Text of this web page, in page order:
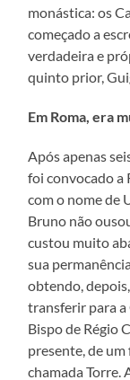
monástica: os
começado a
verdadeira e
quinto prior,
Em Roma, era
Após apenas
foi convocado a
com o nome de
Bruno não
custou muito
sua
obtendo,
transferir para a
Bispo de Régio
presente, de
chamada Torre.